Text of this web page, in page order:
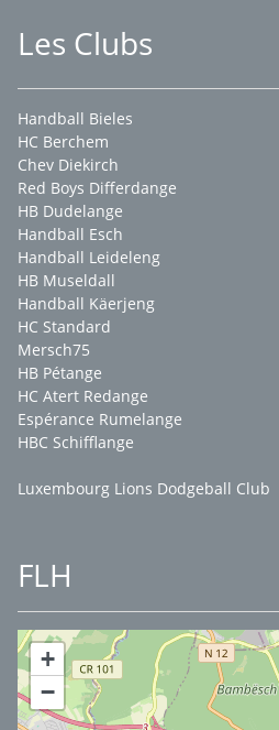
Les Clubs
Handball Bieles
HC Berchem
Chev Diekirch
Red Boys Differdange
HB Dudelange
Handball Esch
Handball Leideleng
HB Museldall
Handball Käerjeng
HC Standard
Mersch75
HB Pétange
HC Atert Redange
Espérance Rumelange
HBC Schifflange
Luxembourg Lions Dodgeball Club
FLH
+
−